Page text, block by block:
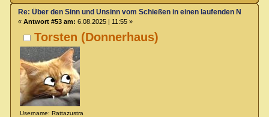
Torsten (Donnerhaus)
Username: Rattazustra
Re: Über den Sinn und Unsinn vom Schießen in einen laufenden
« Antwort #53 am: 6.08.2025 | 11:55 »